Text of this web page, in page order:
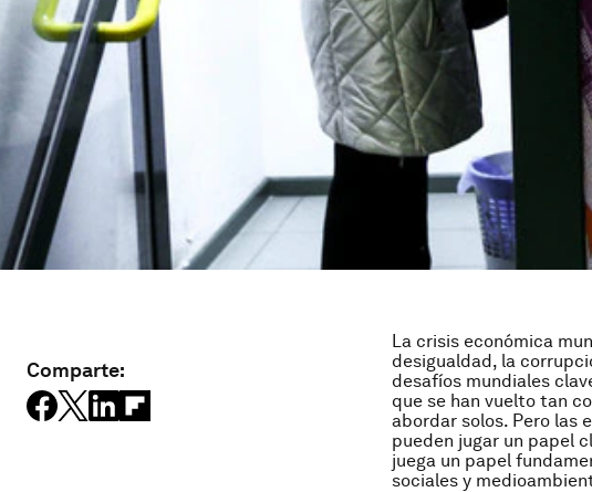
Comparte:
La crisis económica
desigualdad, la
desafíos mundiales
que se han vuelto tan
abordar solos. Pero las
pueden jugar un papel
juega un papel
sociales y